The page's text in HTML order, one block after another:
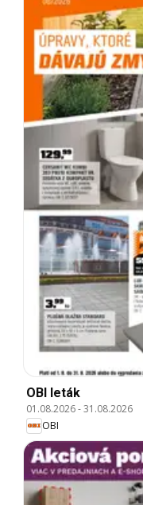
OBI leták
01.08.2026-31.08.2026
OBI